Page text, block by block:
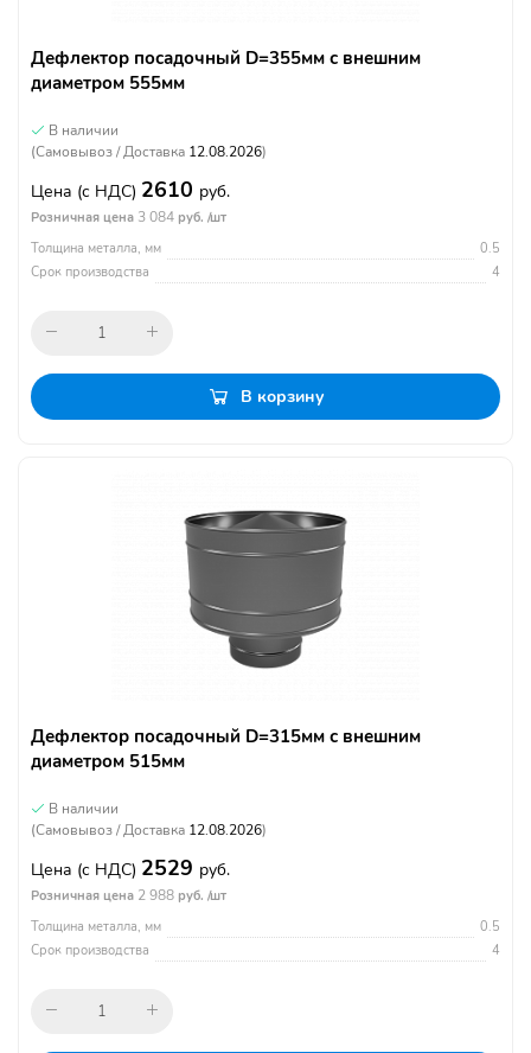
Дефлектор посадочный D=355мм с внешним
диаметром 555мм
В наличии
(Самовывоз / Доставка 12.08.2026)
Цена (с НДС) 2610 руб.
Розничная цена 3 084 руб. /шт
Толщина металла, мм
0.5
Срок производства
4
В корзину
Дефлектор посадочный D=315мм с внешним
диаметром 515мм
В наличии
(Самовывоз / Доставка 12.08.2026)
Цена (с НДС) 2529 руб.
Розничная цена 2 988 руб. /шт
Толщина металла, мм
0.5
Срок производства
4